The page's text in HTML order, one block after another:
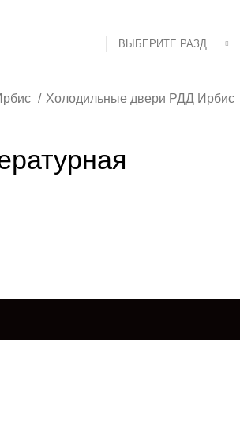
ВЫБЕРИТЕ РАЗДЕЛ
Холодильные двери РДД Ирбис